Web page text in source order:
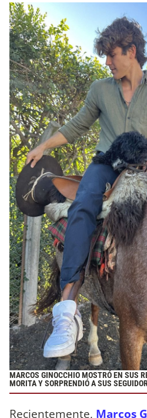
MARCOS GINOCCHIO MOSTRÓ EN SUS
MORITA Y SORPRENDIÓ A SUS
Recientemente, Marcos